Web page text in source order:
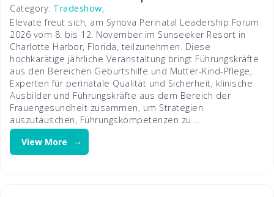
Category: Tradeshow,
Elevate freut sich, am Synova Perinatal Leadership Forum
2026 vom 8. bis 12. November im Sunseeker Resort in
Charlotte Harbor, Florida, teilzunehmen. Diese
hochkarätige jährliche Veranstaltung bringt Führungskräfte
aus den Bereichen Geburtshilfe und Mutter-Kind-Pflege,
Experten für perinatale Qualität und Sicherheit, klinische
Ausbilder und Führungskräfte aus dem Bereich der
Frauengesundheit zusammen, um Strategien
auszutauschen, Führungskompetenzen zu …
View More